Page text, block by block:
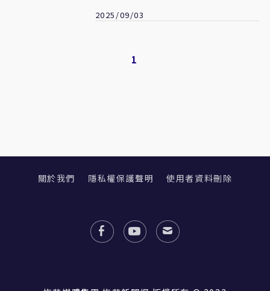
2025/09/03
1
關於我們 隱私權保護聲明 使用者資料刪除